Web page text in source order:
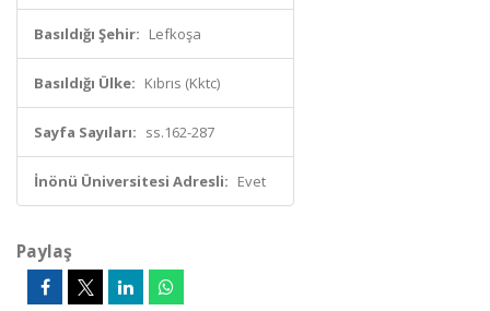
Basıldığı Şehir: Lefkoşa
Basıldığı Ülke: Kıbrıs (Kktc)
Sayfa Sayıları: ss.162-287
İnönü Üniversitesi Adresli: Evet
Paylaş